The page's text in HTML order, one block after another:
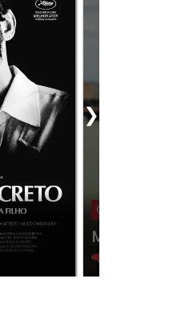
Globoplay
Manas
❯